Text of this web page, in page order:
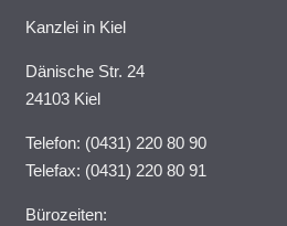
Kanzlei in Kiel
Dänische Str. 24
24103 Kiel
Telefon: (0431) 220 80 90
Telefax: (0431) 220 80 91
Bürozeiten: